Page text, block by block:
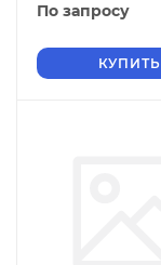
По запросу
КУПИТЬ